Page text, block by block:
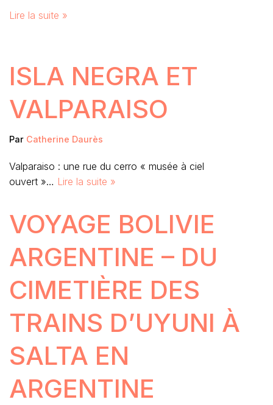
Lire la suite »
ISLA NEGRA ET
VALPARAISO
Par Catherine Daurès
Valparaiso : une rue du cerro « musée à ciel
ouvert »… Lire la suite »
VOYAGE BOLIVIE
ARGENTINE – DU
CIMETIÈRE DES
TRAINS D’UYUNI À
SALTA EN
ARGENTINE